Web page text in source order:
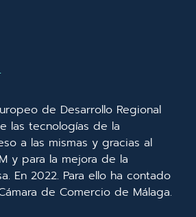
de Desarrollo Regional
las tecnologías de la
a las mismas y gracias al
y para la mejora de la
2022. Para ello ha contado
de Comercio de Málaga.